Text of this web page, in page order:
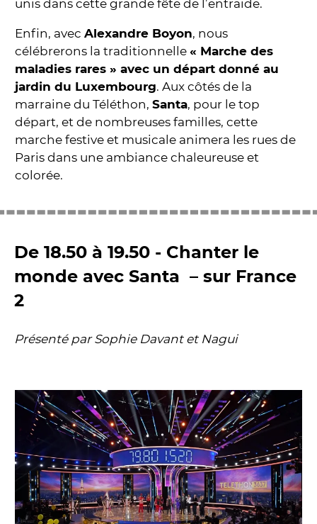
unis dans cette grande fête de l’entraide.
Enfin, avec Alexandre Boyon, nous
célébrerons la traditionnelle « Marche des
maladies rares » avec un départ donné au
jardin du Luxembourg. Aux côtés de la
marraine du Téléthon, Santa, pour le top
départ, et de nombreuses familles, cette
marche festive et musicale animera les rues de
Paris dans une ambiance chaleureuse et
colorée.
De 18.50 à 19.50 - Chanter le
monde avec Santa – sur France
2
Présenté par Sophie Davant et Nagui